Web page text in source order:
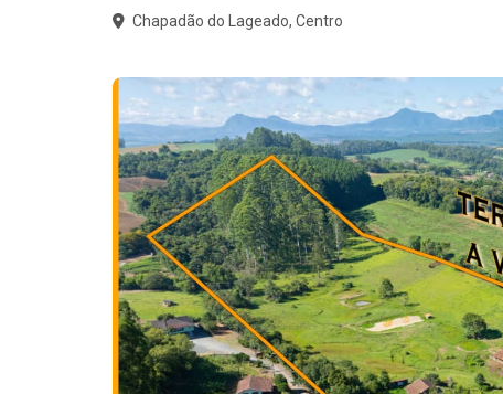
Chapadão do Lageado, Centro